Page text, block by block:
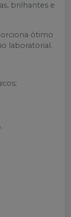
brilhantes e
ótimo
laboratorial.